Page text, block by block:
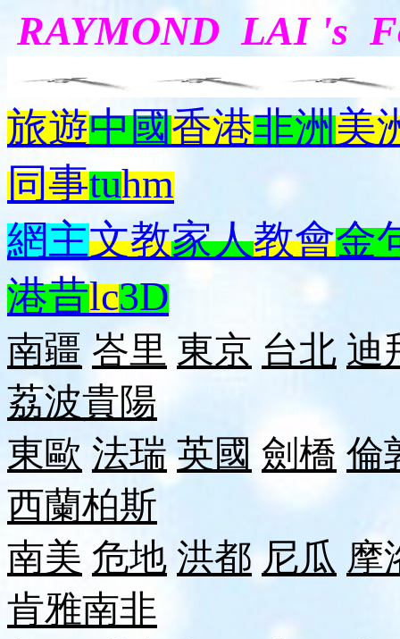
RAYMOND LAI 's
旅遊中國香港非洲美
同事tuhm
網主文教家人教會金
港昔lc3D
南疆 峇里 東京 台北 迪
荔波貴陽
東歐 法瑞 英國 劍橋 倫
西蘭柏斯
南美 危地 洪都 尼瓜 摩
肯雅南非